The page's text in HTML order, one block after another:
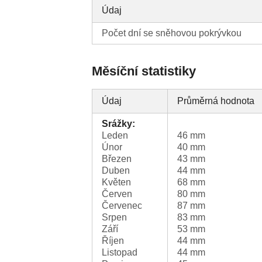
Údaj
Počet dní se sněhovou pokrývkou
Měsíční statistiky
Údaj Průměrná hodnota
Srážky:
Leden
Únor
Březen
Duben
Květen
Červen
Červenec
Srpen
Září
Říjen
Listopad
46 mm
40 mm
43 mm
44 mm
68 mm
80 mm
87 mm
83 mm
53 mm
44 mm
44 mm